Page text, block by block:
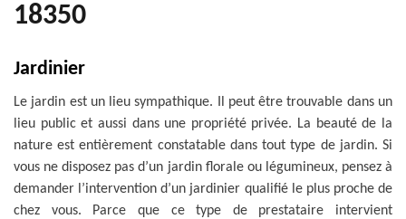
18350
Jardinier
Le jardin est un lieu sympathique. Il peut être trouvable dans un
lieu public et aussi dans une propriété privée. La beauté de la
nature est entièrement constatable dans tout type de jardin. Si
vous ne disposez pas d’un jardin florale ou légumineux, pensez à
demander l’intervention d’un jardinier qualifié le plus proche de
chez vous. Parce que ce type de prestataire intervient